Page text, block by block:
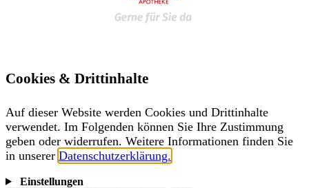
Cookies & Drittinhalte
Auf dieser Website werden Cookies und Drittinhalte
verwendet. Im Folgenden können Sie Ihre Zustimmung
geben oder widerrufen. Weitere Informationen finden Sie
in unserer Datenschutzerklärung.
Einstellungen